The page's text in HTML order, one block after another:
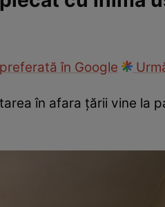
în Google
în afara țării vine la